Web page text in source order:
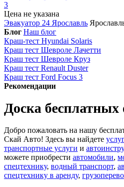
3
Цена не указана
Эвакуатор 24 Ярославль
Блог Наш блог
Краш-тест Hyundai Solaris
Краш тест Шевроле Лачетти
Краш тест Шевроле Круз
Краш тест Renault Duster
Краш тест Ford Focus 3
Рекомендации
Доска бесплатных
Добро пожаловать на нашу
Скай Авто! Здесь вы найдете
транспортные услуги и
можете приобрести автомобили,
спецтехнику, водный транспорт,
спецтехнику в аренду,